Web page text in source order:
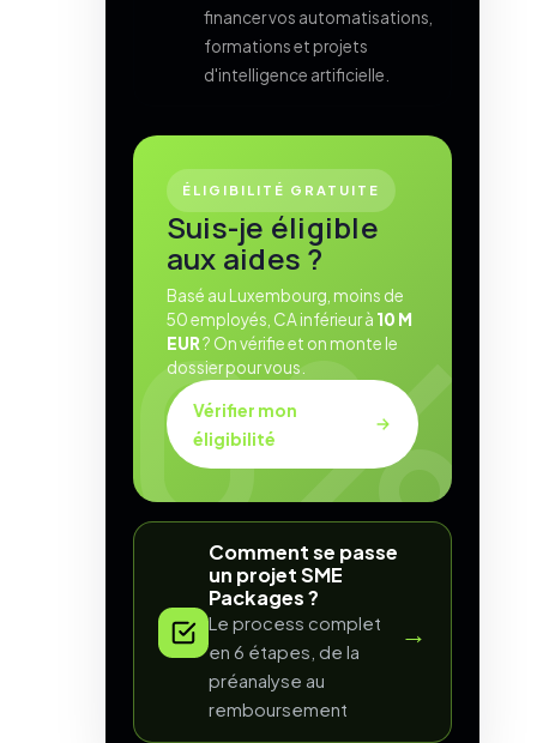
financer vos automatisations,
formations et projets
d'intelligence artificielle.
ÉLIGIBILITÉ GRATUITE
Suis-je éligible
aux aides ?
Basé au Luxembourg, moins de
50 employés, CA inférieur à 10 M
EUR? On vérifie et on monte le
dossier pour vous.
Vérifier mon
éligibilité
Comment se passe
un projet SME
Packages ?
Le process complet
en 6 étapes, de la
préanalyse au
remboursement
→